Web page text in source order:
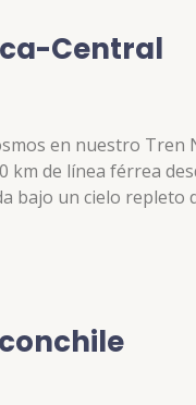
Central
en nuestro
km de línea férrea
bajo un cielo repleto